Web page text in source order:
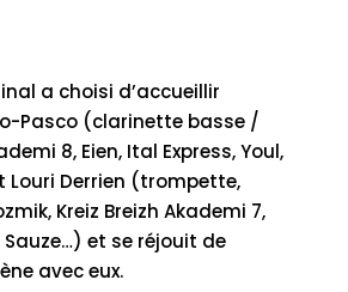
a choisi d’accueillir
Pasco (clarinette basse /
8, Eien, Ital Express, Youl,
Louri Derrien (trompette,
Kreiz Breizh Akademi 7,
Sauze…) et se réjouit de
avec eux.